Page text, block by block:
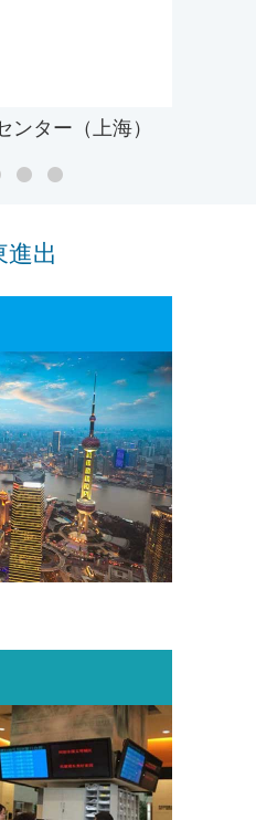
ンター（上海）
進出